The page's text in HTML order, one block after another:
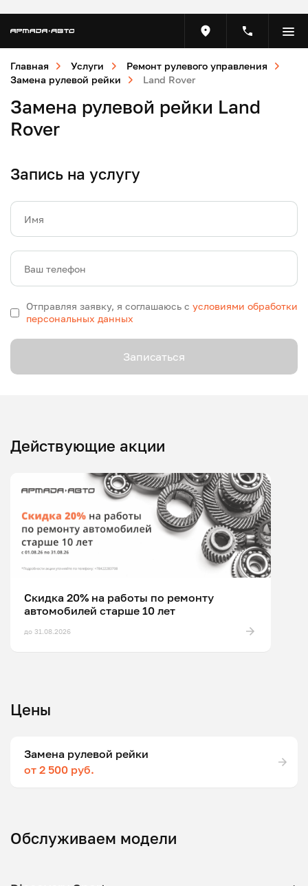
Главная Услуги
Ремонт рулевого управления
Замена рулевой рейки
Land Rover
Замена рулевой рейки Land
Rover
Запись на услугу
Имя
Ваш телефон
Отправляя заявку, я соглашаюсь с условиями обработки
персональных данных
Записаться
Действующие акции
Скидка 20% на работы по ремонту
автомобилей старше 10 лет
до 31.08.2026
Цены
Замена рулевой рейки
от 2 500 руб.
Обслуживаем модели